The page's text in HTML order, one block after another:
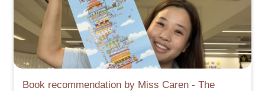
Book recommendation by Miss Caren - The